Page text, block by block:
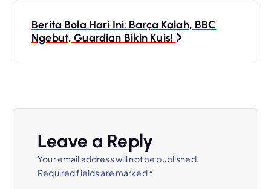
v
Berita Bola Hari Ini: Barça Kalah, BBC
Ngebut, Guardian Bikin Kuis!
Leave a Reply
Your email address will not be published.
Required fields are marked*